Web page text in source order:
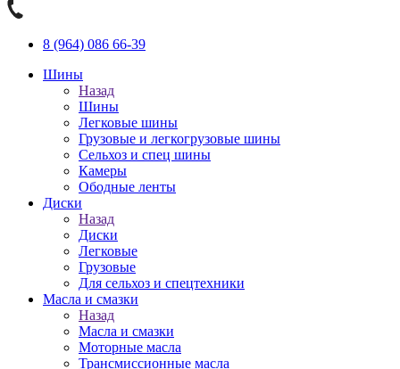
8 (964) 086 66-39
Шины
Назад
Шины
Легковые шины
Грузовые и легкогрузовые шины
Сельхоз и спец шины
Камеры
Ободные ленты
Диски
Назад
Диски
Легковые
Грузовые
Для сельхоз и спецтехники
Масла и смазки
Назад
Масла и смазки
Моторные масла
Трансмиссионные масла